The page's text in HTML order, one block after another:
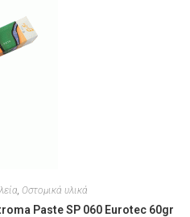
, Οστομικά υλικά
Paste SP 060 Eurotec 60gr